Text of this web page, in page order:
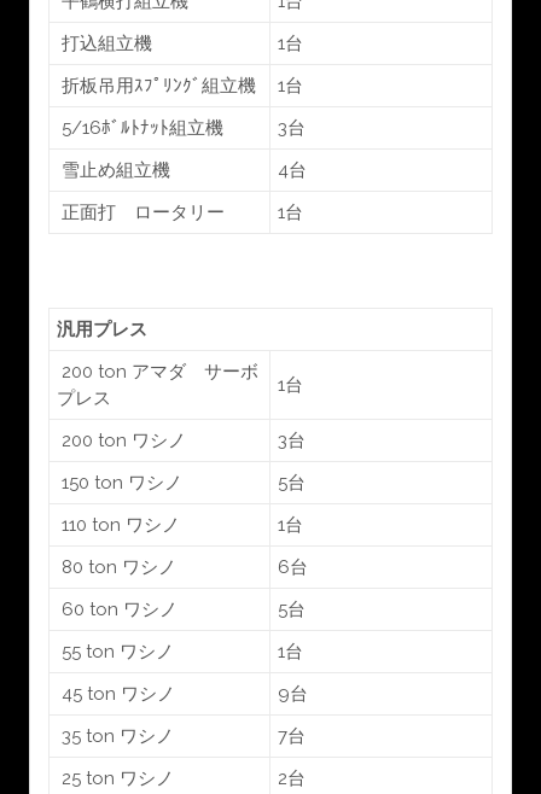
打込組立機
1台
折板吊用ｽﾌﾟﾘﾝｸﾞ組立機
1台
5/16ﾎﾞﾙﾄﾅｯﾄ組立機
3台
雪止め組立機
4台
正面打 ロータリー
1台
汎用プレス
200 ton アマダ サーボ
プレス
1台
200 ton ワシノ
3台
150 ton ワシノ
5台
110 ton ワシノ
1台
80 ton ワシノ
6台
60 ton ワシノ
5台
55 ton ワシノ
1台
45 ton ワシノ
9台
35 ton ワシノ
7台
25 ton ワシノ
2台